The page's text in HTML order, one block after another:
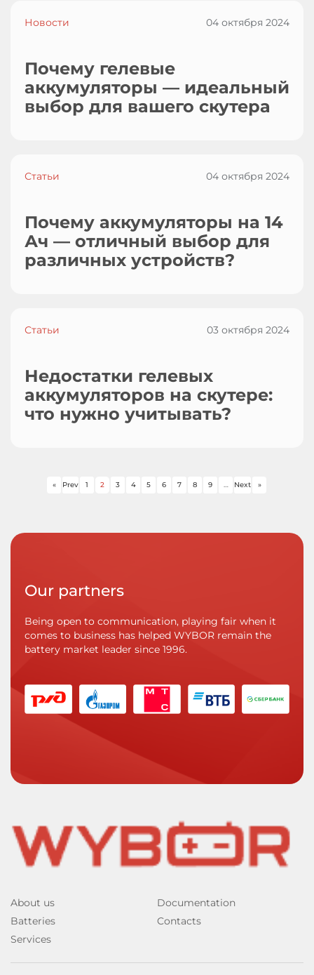
Новости 04 октября 2024
Почему гелевые
аккумуляторы — идеальный
выбор для вашего скутера
Статьи 04 октября 2024
Почему аккумуляторы на 14
Ач — отличный выбор для
различных устройств?
Статьи 03 октября 2024
Недостатки гелевых
аккумуляторов на скутере:
что нужно учитывать?
« Prev 1 2 3 4 5 6 7 8 9 … Next »
Our partners
Being open to communication, playing fair when it
comes to business has helped WYBOR remain the
battery market leader since 1996.
About us
Batteries
Services
Documentation
Contacts